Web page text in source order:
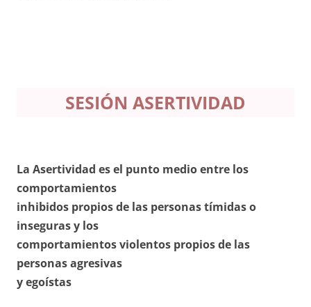
SESIÓN ASERTIVIDAD
La Asertividad es el punto medio entre los
comportamientos
inhibidos propios de las personas tímidas o
inseguras y los
comportamientos violentos propios de las
personas agresivas
y egoístas